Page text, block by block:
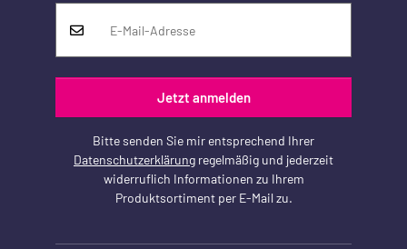
Jetzt anmelden
Bitte senden Sie mir entsprechend Ihrer
Datenschutzerklärung regelmäßig und jederzeit
widerruflich Informationen zu Ihrem
Produktsortiment per E-Mail zu.